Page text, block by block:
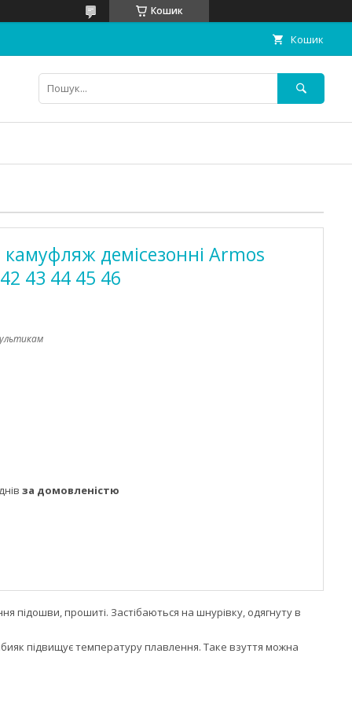
Кошик
Кошик
демісезонні Armos
43 44 45 46
за домовленістю
підошви, прошиті. Застібаються на шнурівку, одягнуту в
підвищує температуру плавлення. Таке взуття можна